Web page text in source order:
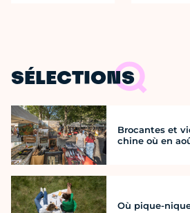
SÉLECTIONS
Brocantes et
chine où en
Où pique-